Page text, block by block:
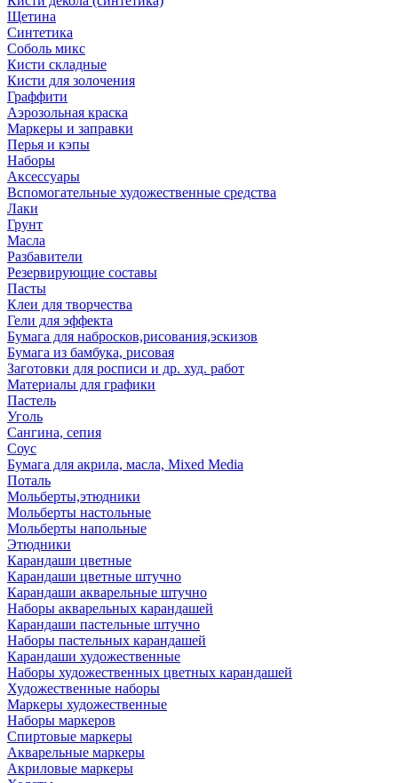
Щетина
Синтетика
Соболь микс
Кисти складные
Кисти для золочения
Граффити
Аэрозольная краска
Маркеры и заправки
Перья и кэпы
Наборы
Аксессуары
Вспомогательные художественные средства
Лаки
Грунт
Масла
Разбавители
Резервирующие составы
Пасты
Клеи для творчества
Гели для эффекта
Бумага для набросков,рисования,эскизов
Бумага из бамбука, рисовая
Заготовки для росписи и др. худ. работ
Материалы для графики
Пастель
Уголь
Сангина, сепия
Соус
Бумага для акрила, масла, Mixed Media
Поталь
Мольберты,этюдники
Мольберты настольные
Мольберты напольные
Этюдники
Карандаши цветные
Карандаши цветные штучно
Карандаши акварельные штучно
Наборы акварельных карандашей
Карандаши пастельные штучно
Наборы пастельных карандашей
Карандаши художественные
Наборы художественных цветных карандашей
Художественные наборы
Маркеры художественные
Наборы маркеров
Спиртовые маркеры
Акварельные маркеры
Акриловые маркеры